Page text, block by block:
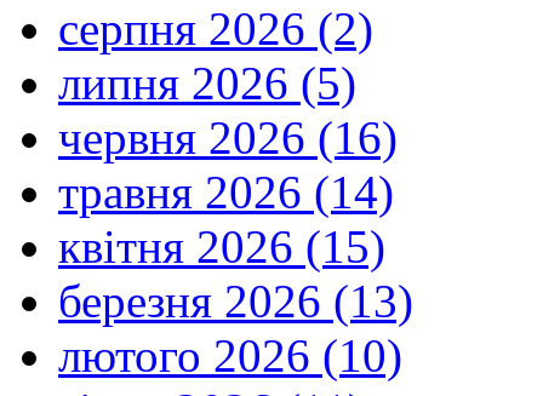
серпня 2026 (2)
липня 2026 (5)
червня 2026 (16)
травня 2026 (14)
квітня 2026 (15)
березня 2026 (13)
лютого 2026 (10)